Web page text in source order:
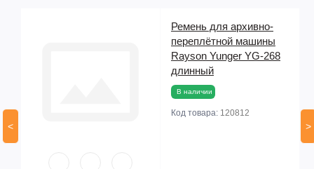
<
Ремень для архивно-
переплётной машины
Rayson Yunger YG-268
длинный
В наличии
Код товара: 120812
>